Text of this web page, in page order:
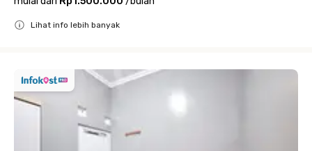
Lihat info lebih banyak